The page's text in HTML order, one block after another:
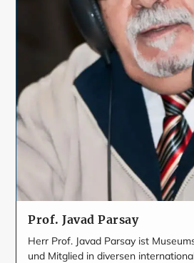
Prof. Javad Parsay
Herr Prof. Javad Parsay ist
und Mitglied in diversen